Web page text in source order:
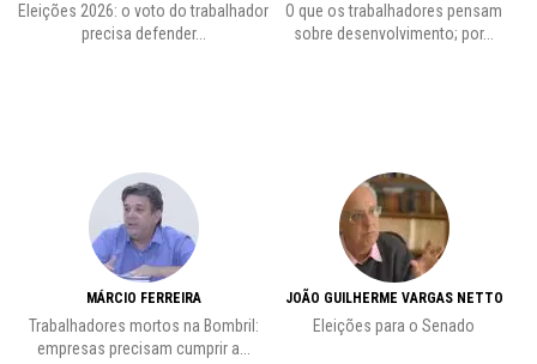
Eleições 2026: o voto do trabalhador
precisa defender...
MÁRCIO FERREIRA
Trabalhadores mortos na Bombril:
empresas precisam cumprir a...
O que os trabalhadores pensam
sobre desenvolvimento; por...
JOÃO GUILHERME VARGAS NETTO
Eleições para o Senado